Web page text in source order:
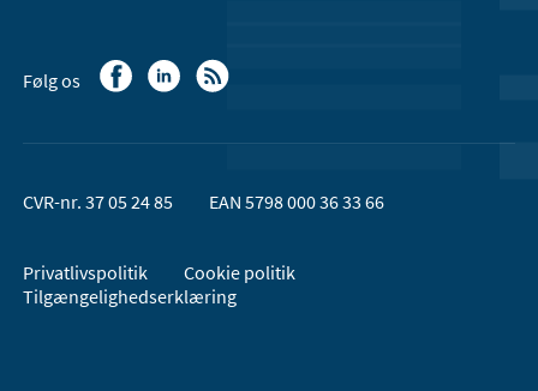
Følg os
CVR-nr. 37 05 24 85 EAN 5798 000 36 33 66
Privatlivspolitik
Cookie politik
Tilgængelighedserklæring